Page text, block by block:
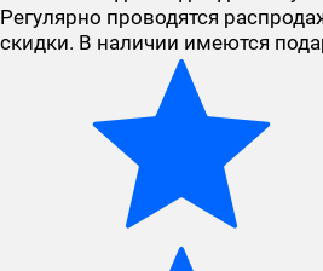
Регулярно проводятся
скидки. В наличии имеются